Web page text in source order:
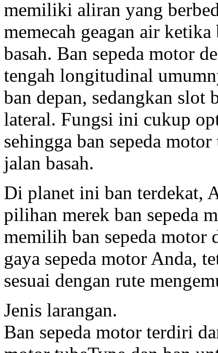
memiliki aliran yang
memecah geagan air
basah. Ban sepeda motor
tengah longitudinal
ban depan, sedangkan slot
lateral. Fungsi ini cukup
sehingga ban sepeda
jalan basah.
Di planet ini ban terdekat,
pilihan merek ban sepeda
memilih ban sepeda motor
gaya sepeda motor Anda,
sesuai dengan rute
Jenis larangan.
Ban sepeda motor terdiri